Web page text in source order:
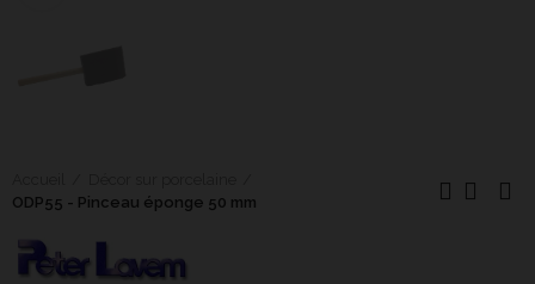
ODP55 - Pinceau éponge 50 mm